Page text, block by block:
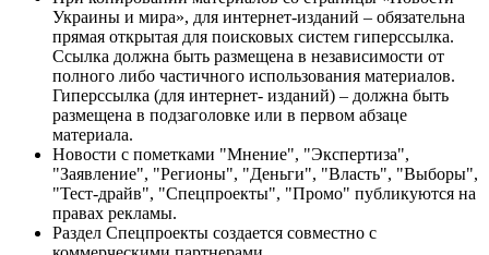
Украины и мира», для интернет-изданий – обязательна
прямая открытая для поисковых систем гиперссылка.
Ссылка должна быть размещена в независимости от
полного либо частичного использования материалов.
Гиперссылка (для интернет- изданий) – должна быть
размещена в подзаголовке или в первом абзаце
материала.
Новости с пометками "Мнение", "Экспертиза",
"Заявление", "Регионы", "Деньги", "Власть", "Выборы",
"Тест-драйв", "Спецпроекты", "Промо" публикуются на
правах рекламы.
Раздел Спецпроекты создается совместно с